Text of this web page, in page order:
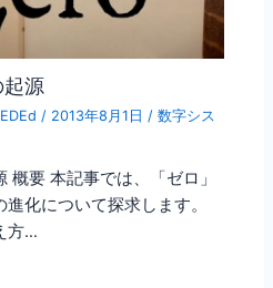
源
/ 2013年8月1日 /数字シス
概要 本記事では、「ゼロ」
化について探求します。
方…